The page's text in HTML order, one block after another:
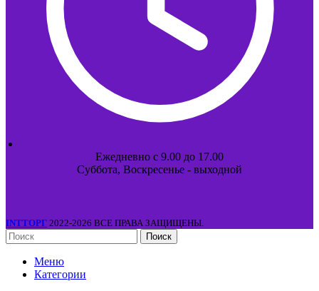
Ежедневно с 9.00 до 17.00
Суббота, Воскресенье - выходной
INTТОРГ 2022-2026 ВСЕ ПРАВА ЗАЩИЩЕНЫ.
Поиск
Меню
Категории